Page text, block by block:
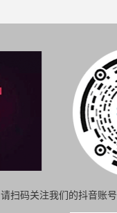
请扫码关注我们的抖音账号